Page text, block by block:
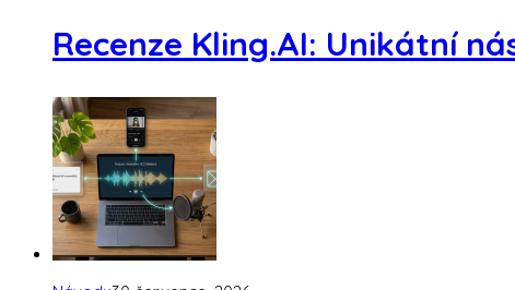
Recenze Kling.AI: Unikátní